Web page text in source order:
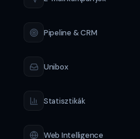
Pipeline & CRM
Unibox
Statisztikák
Web Intelligence